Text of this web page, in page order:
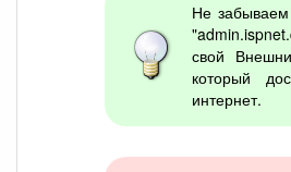
Не
свой
который
интернет.